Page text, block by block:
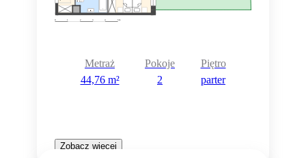
Metraż
44,76 m²
Pokoje
2
Piętro
parter
Zobacz więcej